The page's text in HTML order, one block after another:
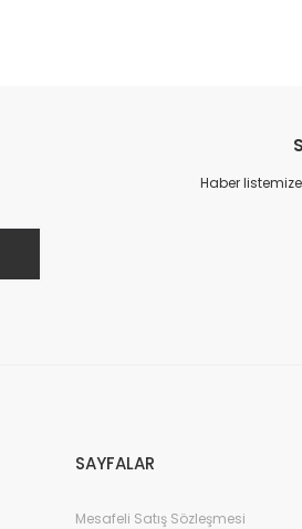
Haber
SAYFALAR
Mesafeli Satış Sözleşmesi